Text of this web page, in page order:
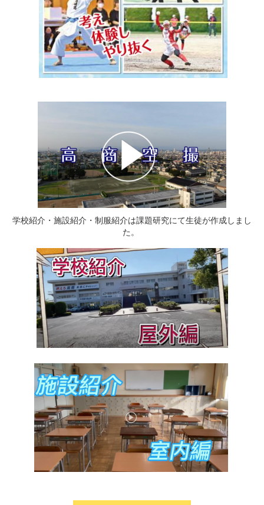
学校紹介・施設紹介・制服紹介は課題研究にて生徒が作成しまし
た。